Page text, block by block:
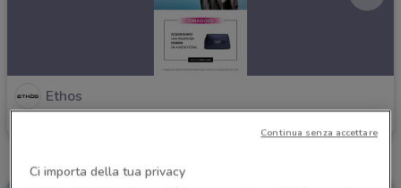
Ethos
Ci importa della tua privacy
Continua senza accettare